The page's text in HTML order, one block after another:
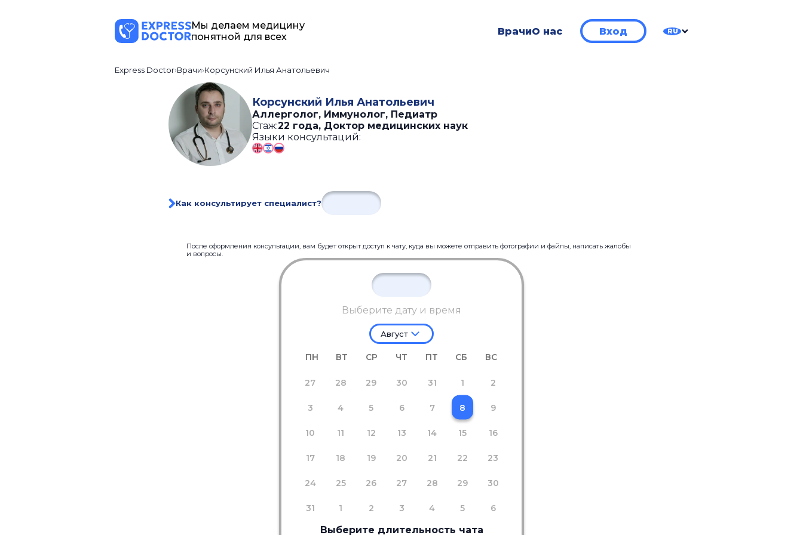
Мы делаем медицину
понятной для всех
ВрачиО нас Вход RU
Express Doctor Врачи Корсунский Илья Анатольевич
Корсунский Илья Анатольевич
Аллерголог, Иммунолог, Педиатр
Стаж:22 года, Доктор медицинских наук
Языки консультаций:
Как консультирует специалист?
После оформления консультации, вам будет открыт доступ к чату, куда вы можете отправить фотографии и файлы, написать жалобы
и вопросы.
Выберите дату и время
Август
ПН ВТ СР ЧТ ПТ СБ ВС
27 28 29 30 31 1 2
3 4 5 6 7 8 9
10 11 12 13 14 15 16
17 18 19 20 21 22 23
24 25 26 27 28 29 30
31 1 2 3 4 5 6
Выберите длительность чата